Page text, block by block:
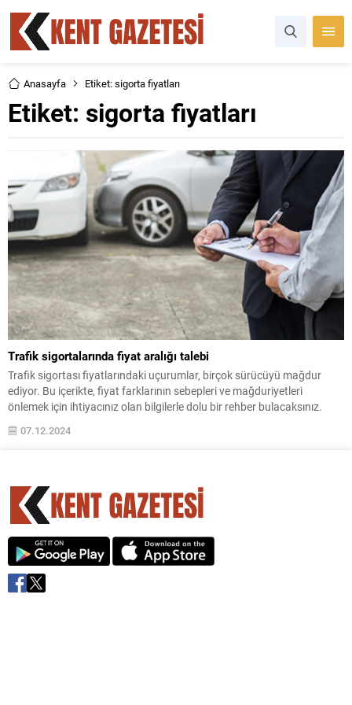
Anasayfa Etiket: sigorta fiyatları
Etiket: sigorta fiyatları
Trafik sigortalarında fiyat aralığı talebi
Trafik sigortası fiyatlarındaki uçurumlar, birçok sürücüyü mağdur
ediyor. Bu içerikte, fiyat farklarının sebepleri ve mağduriyetleri
önlemek için ihtiyacınız olan bilgilerle dolu bir rehber bulacaksınız.
07.12.2024